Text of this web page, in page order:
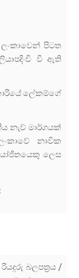
ලංකාවෙන් පිටත
වී ඇති
ලේකම්ගේ
නැව් මාර්ගයක්
නාවික
ලෙස
බලපත්‍රය /